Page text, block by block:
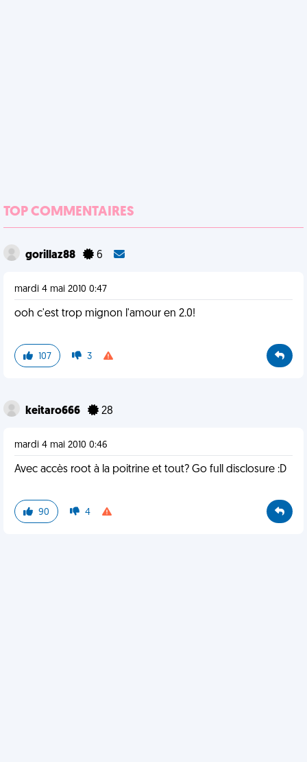
TOP COMMENTAIRES
gorillaz88 6
mardi 4 mai 2010 0:47
ooh c'est trop mignon l'amour en 2.0!
107 3
keitaro666 28
mardi 4 mai 2010 0:46
Avec accès root à la poitrine et tout? Go full disclosure :D
90 4